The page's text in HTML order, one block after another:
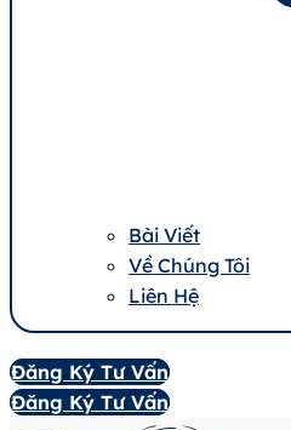
Bài Viết
Về Chúng Tôi
Liên Hệ
Đăng Ký Tư Vấn
Đăng Ký Tư Vấn